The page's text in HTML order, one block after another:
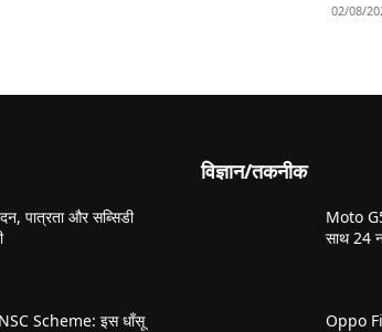
02/08/
पात्रता और सब्सिडी
Scheme: इस धाँसू
विज्ञान/तकनीक
Moto
साथ 24
Oppo